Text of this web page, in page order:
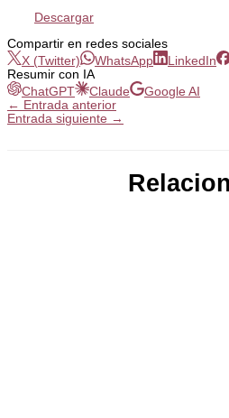
Descargar
Compartir en redes sociales
X (Twitter)
WhatsApp LinkedIn
Resumir con IA
ChatGPT
Claude
Google AI
← Entrada anterior
Entrada siguiente →